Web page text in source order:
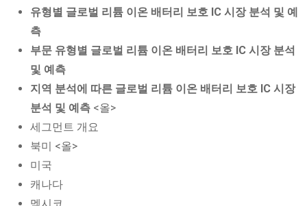
유형별 글로벌 리튬 이온 배터리 보호 IC 시장 분석 및 예
측
부문 유형별 글로벌 리튬 이온 배터리 보호 IC 시장 분석
및 예측
지역 분석에 따른 글로벌 리튬 이온 배터리 보호 IC 시장
분석 및 예측 <올>
세그먼트 개요
북미 <올>
미국
캐나다